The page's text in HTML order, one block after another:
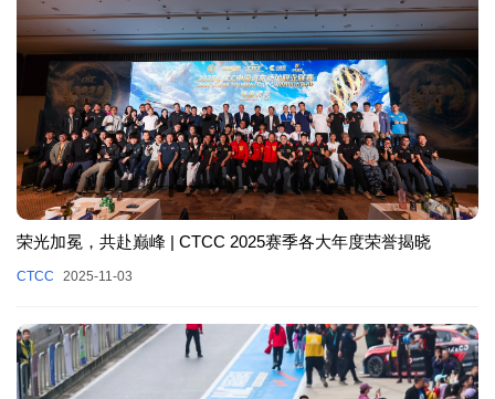
荣光加冕，共赴巅峰 | CTCC 2025赛季各大年度荣誉揭晓
CTCC 2025-11-03